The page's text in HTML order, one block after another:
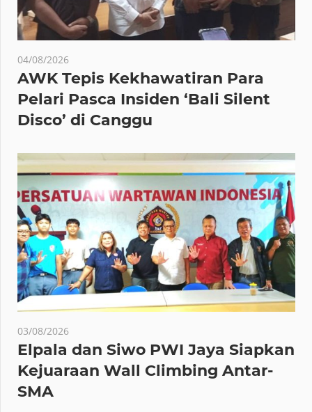
04/08/2026
AWK Tepis Kekhawatiran Para
Pelari Pasca Insiden ‘Bali Silent
Disco’ di Canggu
03/08/2026
Elpala dan Siwo PWI Jaya Siapkan
Kejuaraan Wall Climbing Antar-
SMA